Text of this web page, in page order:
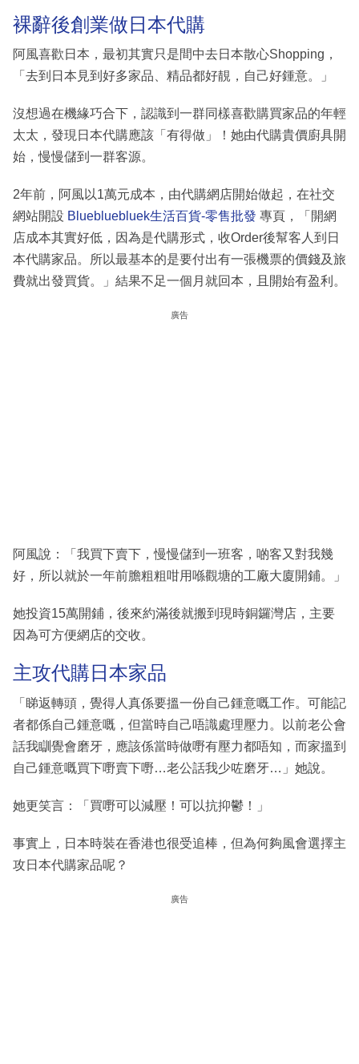
裸辭後創業做日本代購
阿風喜歡日本，最初其實只是間中去日本散心Shopping，
「去到日本見到好多家品、精品都好靚，自己好鍾意。」
沒想過在機緣巧合下，認識到一群同樣喜歡購買家品的年輕
太太，發現日本代購應該「有得做」！她由代購貴價廚具開
始，慢慢儲到一群客源。
2年前，阿風以1萬元成本，由代購網店開始做起，在社交
網站開設 Bluebluebluek生活百貨-零售批發 專頁，「開網
店成本其實好低，因為是代購形式，收Order後幫客人到日
本代購家品。所以最基本的是要付出有一張機票的價錢及旅
費就出發買貨。」結果不足一個月就回本，且開始有盈利。
廣告
阿風說：「我買下賣下，慢慢儲到一班客，啲客又對我幾
好，所以就於一年前膽粗粗咁用喺觀塘的工廠大廈開鋪。」
她投資15萬開鋪，後來約滿後就搬到現時銅鑼灣店，主要
因為可方便網店的交收。
主攻代購日本家品
「睇返轉頭，覺得人真係要搵一份自己鍾意嘅工作。可能記
者都係自己鍾意嘅，但當時自己唔識處理壓力。以前老公會
話我瞓覺會磨牙，應該係當時做嘢有壓力都唔知，而家搵到
自己鍾意嘅買下嘢賣下嘢…老公話我少咗磨牙…」她說。
她更笑言：「買嘢可以減壓！可以抗抑鬱！」
事實上，日本時裝在香港也很受追棒，但為何夠風會選擇主
攻日本代購家品呢？
廣告